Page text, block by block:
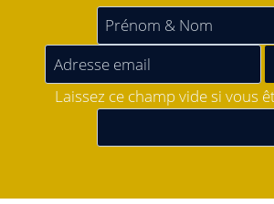
Laissez ce champ vide si vous